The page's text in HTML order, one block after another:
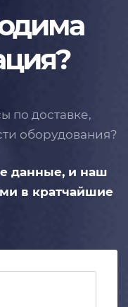
по доставке,
оборудования?
данные, и наш
в кратчайшие